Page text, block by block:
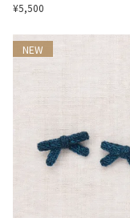
¥5,500
NEW